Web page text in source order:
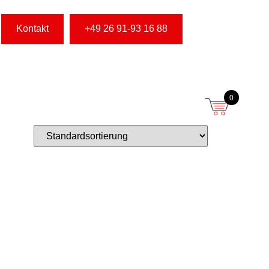
Kontakt +49 26 91-93 16 88
0